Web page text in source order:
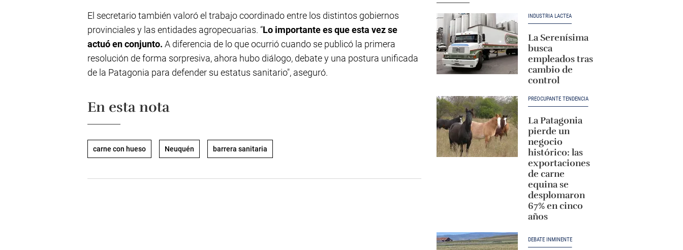
El secretario también valoró el trabajo coordinado entre los distintos gobiernos
provinciales y las entidades agropecuarias. “Lo importante es que esta vez se
actuó en conjunto. A diferencia de lo que ocurrió cuando se publicó la primera
resolución de forma sorpresiva, ahora hubo diálogo, debate y una postura unificada
de la Patagonia para defender su estatus sanitario", aseguró.
En esta nota
carne con hueso Neuquén barrera sanitaria
INDUSTRIA LÁCTEA
La Serenísima
busca
empleados tras
cambio de
control
PREOCUPANTE TENDENCIA
La Patagonia
pierde un
negocio
histórico: las
exportaciones
de carne
equina se
desplomaron
67% en cinco
años
DEBATE INMINENTE